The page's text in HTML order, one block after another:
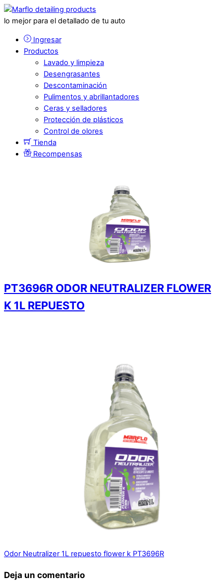
lo mejor para el detallado de tu auto
Ingresar
Productos
Lavado y limpieza
Desengrasantes
Descontaminación
Pulimentos y abrillantadores
Ceras y selladores
Protección de plásticos
Control de olores
Tienda
Recompensas
PT3696R ODOR NEUTRALIZER FLOWER
K 1L REPUESTO
Odor Neutralizer 1L repuesto flower k PT3696R
Deja un comentario